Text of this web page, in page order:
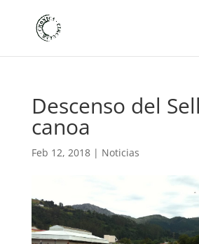
Descenso del
canoa
Feb 12, 2018| Noticias